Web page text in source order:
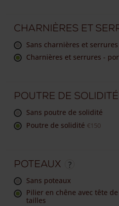
Charnières et
sans charnières et serrures
Charnières et serrures -
Poutre de solidité
sans poutre de solidité
Poutre de solidité €150
Poteaux
sans poteaux
Pilier en chêne avec tête
tailles